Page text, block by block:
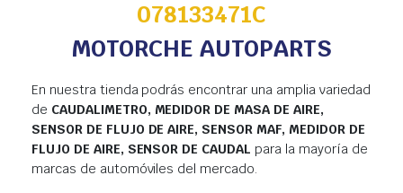
078133471C
MOTORCHE AUTOPARTS
En nuestra tienda podrás encontrar una amplia variedad
de CAUDALIMETRO, MEDIDOR DE MASA DE AIRE,
SENSOR DE FLUJO DE AIRE, SENSOR MAF, MEDIDOR DE
FLUJO DE AIRE, SENSOR DE CAUDAL para la mayoría de
marcas de automóviles del mercado.